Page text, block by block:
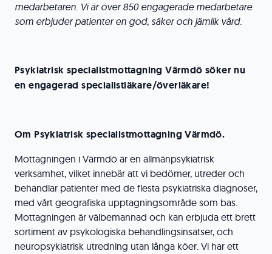
medarbetaren. Vi är över 850 engagerade medarbetare
som erbjuder patienter en god, säker och jämlik vård.
Psykiatrisk specialistmottagning Värmdö söker nu
en engagerad specialistläkare/överläkare!
Om Psykiatrisk specialistmottagning Värmdö.
Mottagningen i Värmdö är en allmänpsykiatrisk
verksamhet, vilket innebär att vi bedömer, utreder och
behandlar patienter med de flesta psykiatriska diagnoser,
med vårt geografiska upptagningsområde som bas.
Mottagningen är välbemannad och kan erbjuda ett brett
sortiment av psykologiska behandlingsinsatser, och
neuropsykiatrisk utredning utan långa köer. Vi har ett